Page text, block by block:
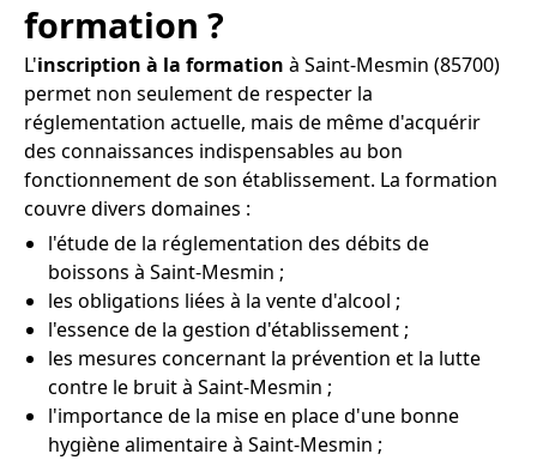
formation ?
L'inscription à la formation à Saint-Mesmin (85700)
permet non seulement de respecter la
réglementation actuelle, mais de même d'acquérir
des connaissances indispensables au bon
fonctionnement de son établissement. La formation
couvre divers domaines :
l'étude de la réglementation des débits de
boissons à Saint-Mesmin ;
les obligations liées à la vente d'alcool ;
l'essence de la gestion d'établissement ;
les mesures concernant la prévention et la lutte
contre le bruit à Saint-Mesmin ;
l'importance de la mise en place d'une bonne
hygiène alimentaire à Saint-Mesmin ;